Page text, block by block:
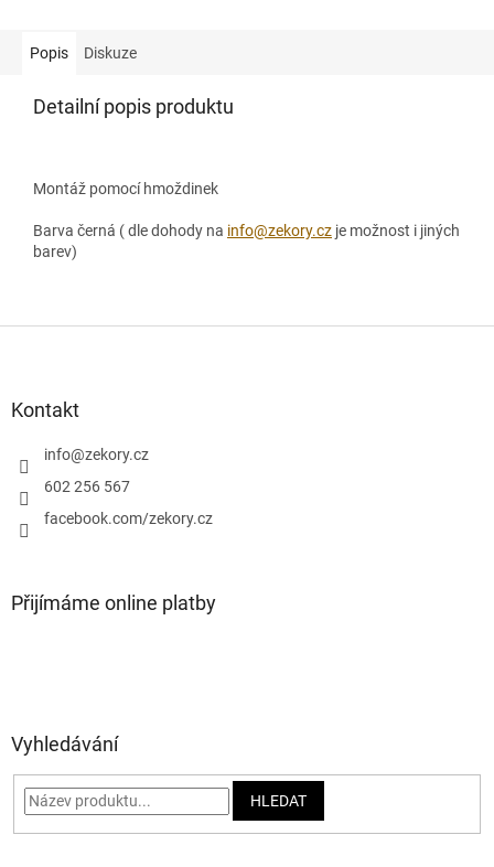
Popis Diskuze
Detailní popis produktu
Montáž pomocí hmoždinek
Barva černá ( dle dohody na info@zekory.cz je možnost i jiných
barev)
Kontakt
info@zekory.cz
602 256 567
facebook.com/zekory.cz
Přijímáme online platby
Vyhledávání
HLEDAT